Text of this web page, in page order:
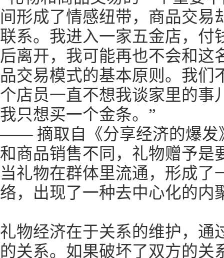
间形成了情感纽带，商品交易
联系。我进入一家五金店，付
后离开，我可能再也不会和这
品交易模式的基本原则。我们
个店员一直不想我谈家里的事
我只想买一个金条。”
—— 摘取自《分享经济的爆发
和商品销售不同，礼物赠予是
当礼物在群体里流通，形成了
络，出现了一种去中心化的内
礼物经济在于关系的维护，通
的关系。如果破坏了双方的关